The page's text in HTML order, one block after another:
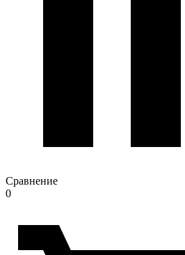
Сравнение
0